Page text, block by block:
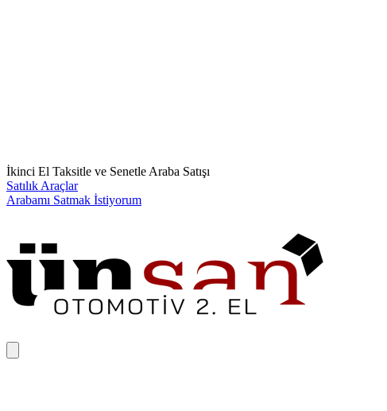
İkinci El Taksitle ve Senetle Araba Satışı
Satılık Araçlar
Arabamı Satmak İstiyorum